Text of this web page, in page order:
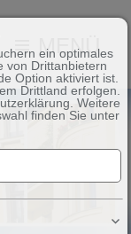
MENÜ
ein optimales
von Drittanbietern
Option aktiviert ist.
Drittland erfolgen.
Weitere
finden Sie unter